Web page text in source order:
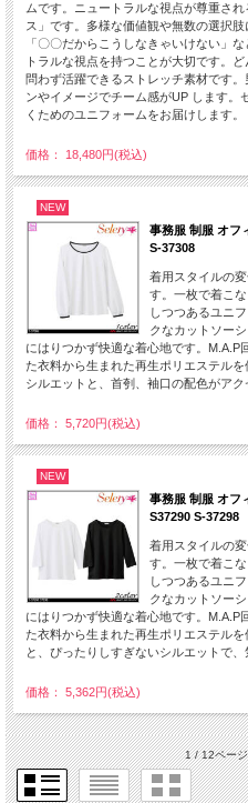
ムです。ニュートラルな視点が尊重さ
ス」です。多様な価値観や無数の選択
「〇〇だからこうしなきゃいけない」
トラルな視点を持つことが大切です。
問わず活躍できるストレッチ素材です
ンやイメージでチーム感がUP します。
くためのユニフォームをお届けします。
価格： 18,480円(税込)
NEW
事務服 制服 オフ
S-37308
着用スタイルの
す。一枚で着こ
しつつあるユニ
クなカットソー
にはりつかず快適な着心地です。M.A.P
た衣料から生まれた再生ポリエステル
シルエットと、首刳、袖口の配色がアク
価格： 5,720円(税込)
NEW
事務服 制服 オフ
S37290 S-37298
着用スタイルの
す。一枚で着こ
しつつあるユニ
クなカットソー
にはりつかず快適な着心地です。M.A.P
た衣料から生まれた再生ポリエステル
と、ぴったりしすぎないシルエットで
価格： 5,362円(税込)
1 / 12ページ